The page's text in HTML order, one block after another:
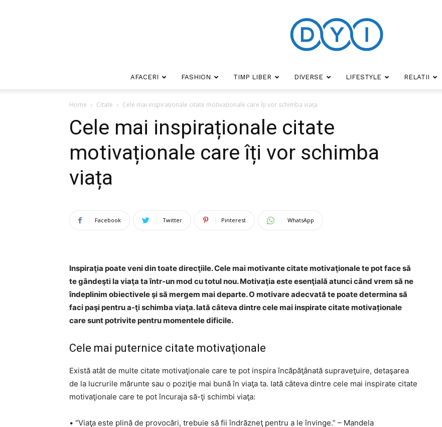
AFACERI FASHION TIMP LIBER DIVERSE LIFESTYLE RELATII
Home Citate Cele mai inspiraționale citate motivaționale care îți vor schimba viața
Cele mai inspiraționale citate
motivaționale care îți vor schimba
viața
Facebook Twitter Pinterest WhatsApp
Inspiraţia poate veni din toate direcţiile. Cele mai motivante citate motivaţionale te pot face să
te gândeşti la viaţa ta într-un mod cu totul nou. Motivaţia este esenţială atunci când vrem să ne
îndeplinim obiectivele şi să mergem mai departe. O motivare adecvată te poate determina să
faci paşi pentru a-ţi schimba viaţa. Iată câteva dintre cele mai inspirate citate motivaționale
care sunt potrivite pentru momentele dificile.
Cele mai puternice citate motivaţionale
Există atât de multe citate motivaţionale care te pot inspira încăpăţânată supraveţuire, detaşarea
de la lucrurile mărunte sau o poziţie mai bună în viaţa ta. Iată câteva dintre cele mai inspirate citate
motivaţionale care te pot încuraja să-ţi schimbi viaţa:
• “Viaţa este plină de provocări, trebuie să fii îndrăzneţ pentru a le învinge.” – Mandela